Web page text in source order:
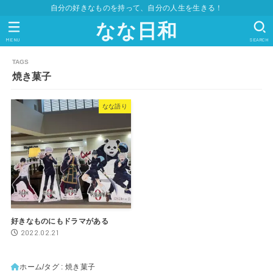
自分の好きなものを持って、自分の人生を生きる！
なな日和 SEARCH
MENU
焼き菓子
なな語り
好きなものにもドラマがある
2022.02.21
ホーム タグ : 焼き菓子